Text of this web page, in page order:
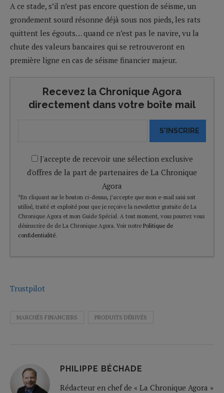
A ce stade, s’il n’est pas encore question de séisme, un
grondement sourd résonne déjà sous nos pieds, les rats
quittent les égouts… quand ce n’est pas le navire, vu la
chute des valeurs bancaires qui se retrouveront en
première ligne en cas de séisme financier majeur.
Recevez la Chronique Agora
directement dans votre boîte mail
S'INSCRIRE
J'accepte de recevoir une sélection exclusive
d'offres de la part de partenaires de La Chronique
Agora
*En cliquant sur le bouton ci-dessus, j’accepte que mon e-mail saisi soit
utilisé, traité et exploité pour que je reçoive la newsletter gratuite de La
Chronique Agora et mon Guide Spécial. A tout moment, vous pourrez vous
désinscrire de de La Chronique Agora. Voir notre Politique de
confidentialité.
Trustpilot
MARCHÉS FINANCIERS PRODUITS DÉRIVÉS
PHILIPPE BÉCHADE
Rédacteur en chef de « La Chronique Agora »